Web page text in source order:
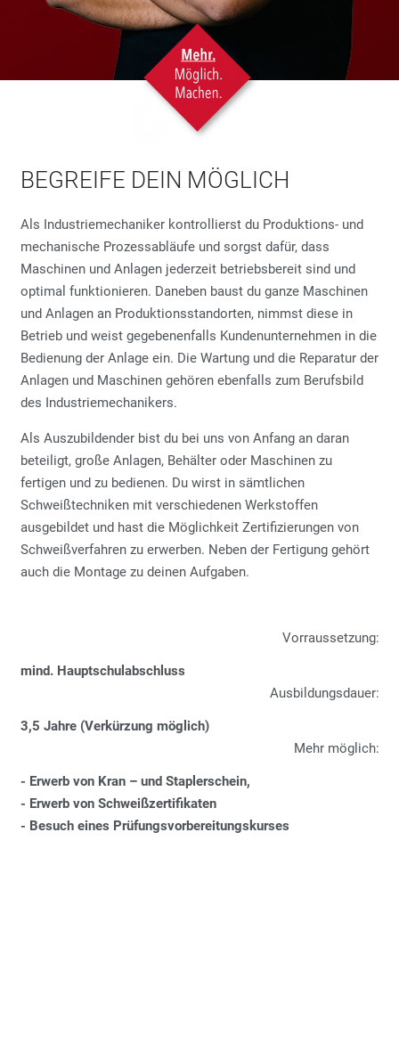
BEGREIFE DEIN MÖGLICH
Als Industriemechaniker kontrollierst du Produktions- und
mechanische Prozessabläufe und sorgst dafür, dass
Maschinen und Anlagen jederzeit betriebsbereit sind und
optimal funktionieren. Daneben baust du ganze Maschinen
und Anlagen an Produktionsstandorten, nimmst diese in
Betrieb und weist gegebenenfalls Kundenunternehmen in die
Bedienung der Anlage ein. Die Wartung und die Reparatur der
Anlagen und Maschinen gehören ebenfalls zum Berufsbild
des Industriemechanikers.
Als Auszubildender bist du bei uns von Anfang an daran
beteiligt, große Anlagen, Behälter oder Maschinen zu
fertigen und zu bedienen. Du wirst in sämtlichen
Schweißtechniken mit verschiedenen Werkstoffen
ausgebildet und hast die Möglichkeit Zertifizierungen von
Schweißverfahren zu erwerben. Neben der Fertigung gehört
auch die Montage zu deinen Aufgaben.
Vorraussetzung:
mind. Hauptschulabschluss
Ausbildungsdauer:
3,5 Jahre (Verkürzung möglich)
Mehr möglich:
- Erwerb von Kran – und Staplerschein,
- Erwerb von Schweißzertifikaten
- Besuch eines Prüfungsvorbereitungskurses